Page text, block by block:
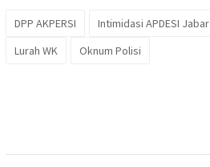
DPP AKPERSI Intimidasi APDESI Jabar
Lurah WK
Oknum Polisi